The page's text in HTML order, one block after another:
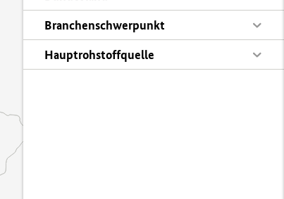
Branchenschwerpunkt
Hauptrohstoffquelle